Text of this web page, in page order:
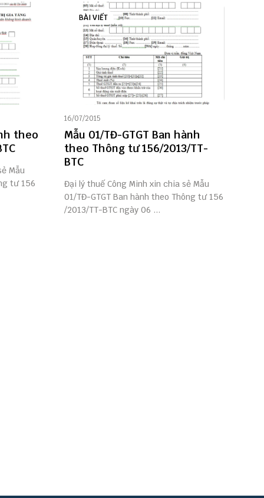
theo
Mẫu
tư 156
BÀI VIẾT
16/07/2015
Mẫu 01/TĐ-GTGT Ban hành
theo Thông tư 156/2013/TT-
BTC
Đại lý thuế Công Minh xin chia sẻ Mẫu
01/TĐ-GTGT Ban hành theo Thông tư 156
/2013/TT-BTC ngày 06 ...